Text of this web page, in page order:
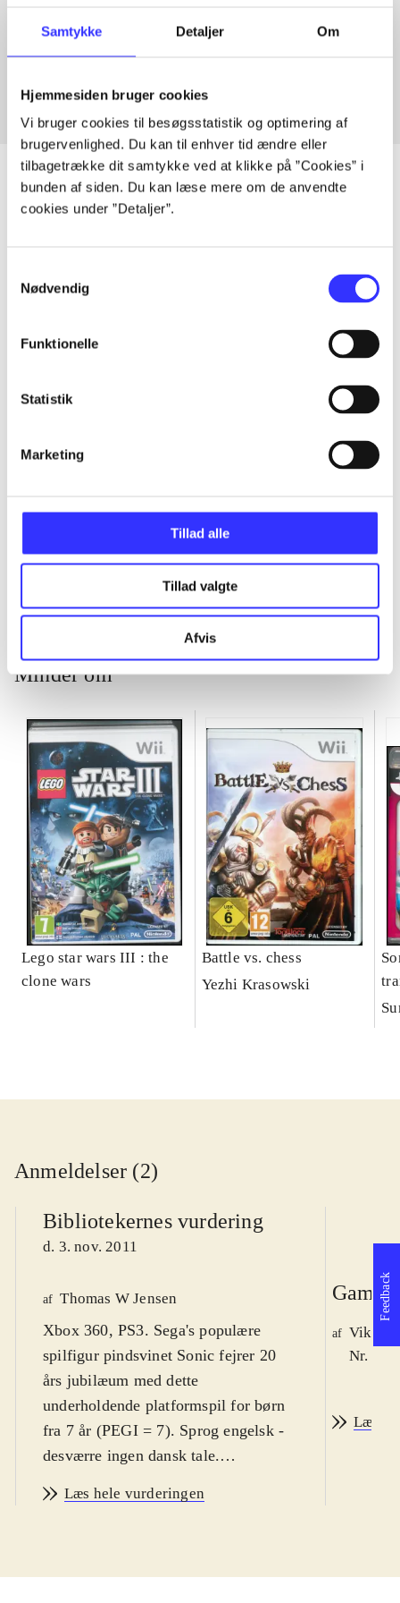
Samtykke Detaljer Om
Hjemmesiden bruger cookies
Vi bruger cookies til besøgsstatistik og optimering af
brugervenlighed. Du kan til enhver tid ændre eller
tilbagetrække dit samtykke ved at klikke på ”Cookies” i
bunden af siden. Du kan læse mere om de anvendte
cookies under ”Detaljer”.
Nødvendig
Funktionelle
Statistik
Marketing
Tillad alle
Tillad valgte
Afvis
Artikler med samme emner
Fra
Minder om
Lego star wars III : the
clone wars
Battle vs. chess
Yezhi Krasowski
Anmeldelser (2)
Bibliotekernes vurdering
d. 3. nov. 2011
af Thomas W Jensen
Xbox 360, PS3. Sega's populære
spilfigur pindsvinet Sonic fejrer 20
års jubilæum med dette
underholdende platformspil for børn
fra 7 år (PEGI = 7). Sprog engelsk -
desværre ingen dansk tale.
genren.
de bedste baner fra tidligere Sonic-
Læs hele vurderingen
Game
af Viktor
Nr.
Læs
Feedback